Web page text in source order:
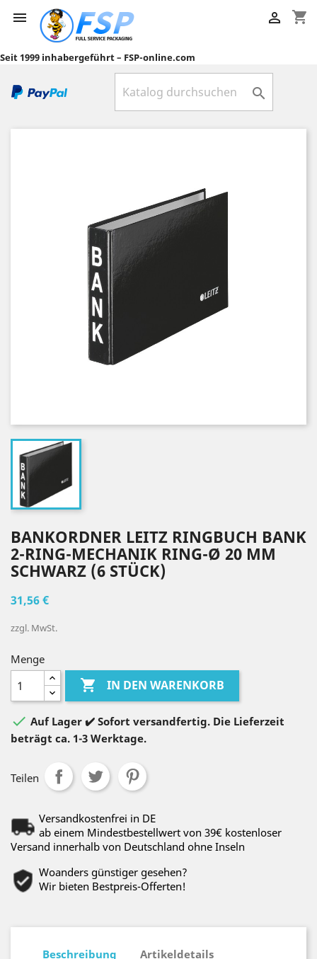
 shopping_cart

Seit 1999 inhabergeführt – FSP-online.com

BANKORDNER LEITZ RINGBUCH BANK
2-RING-MECHANIK RING-Ø 20 MM
SCHWARZ (6 STÜCK)
31,56 €
zzgl. MwSt.
Menge
 IN DEN WARENKORB
 Auf Lager ✔️ Sofort versandfertig. Die Lieferzeit
beträgt ca. 1-3 Werktage.
Teilen
Versandkostenfrei in DE
ab einem Mindestbestellwert von 39€ kostenloser
Versand innerhalb von Deutschland ohne Inseln
Woanders günstiger gesehen?
Wir bieten Bestpreis-Offerten!
Beschreibung Artikeldetails